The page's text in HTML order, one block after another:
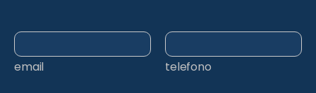
email telefono